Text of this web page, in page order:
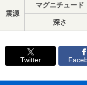
震源
マグニチュード
深さ
Twitter